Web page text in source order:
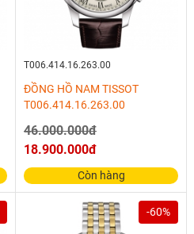
T006.414.16.263.00
ĐỒNG HỒ NAM TISSOT
T006.414.16.263.00
46.000.000đ
18.900.000đ
Còn hàng
-60%